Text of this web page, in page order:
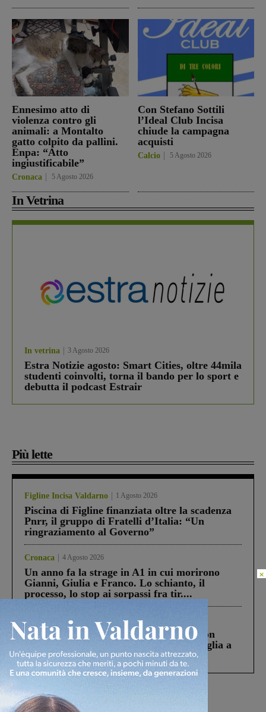
Ennesimo atto di
violenza contro gli
animali: a Montalto
gatto colpito da pallini.
Enpa: “Atto
ingiustificabile”
Cronaca 5 Agosto 2026
Con Stefano Sottili
l’Ideal Club Incisa
chiude la campagna
acquisti
Calcio 5 Agosto 2026
In Vetrina
In vetrina 3 Agosto 2026
Estra Notizie agosto: Smart Cities, oltre 44mila
studenti coinvolti, torna il bando per lo sport e
debutta il podcast Estrair
Più lette
Figline Incisa Valdarno 1 Agosto 2026
Piscina di Figline finanziata oltre la scadenza
Pnrr, il gruppo di Fratelli d’Italia: “Un
ringraziamento al Governo”
Cronaca 4 Agosto 2026
Un anno fa la strage in A1 in cui morirono
Gianni, Giulia e Franco. Lo schianto, il
processo, lo stop ai sorpassi fra tir....
Cronaca 3 Agosto 2026
Scomparso da una struttura di Castiglion
Fiorentino l’uomo che aveva ucciso la figlia a
Levane nel 2020
×